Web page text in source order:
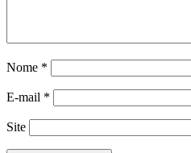
Nome *
E-mail *
Site